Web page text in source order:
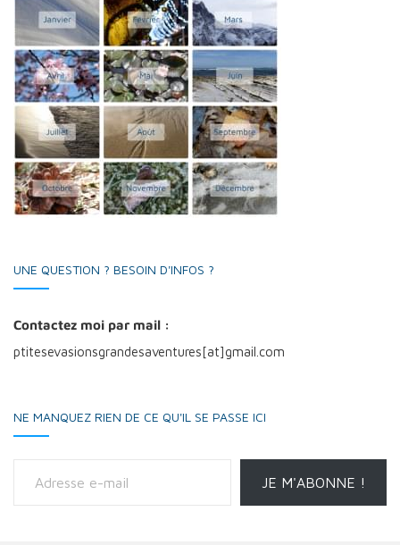
UNE QUESTION ? BESOIN D'INFOS ?
Contactez moi par mail :
ptitesevasionsgrandesaventures[at]gmail.com
NE MANQUEZ RIEN DE CE QU'IL SE PASSE ICI
JE M'ABONNE !